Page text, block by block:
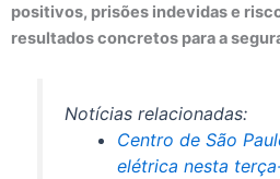
positivos, prisões indevidas e
resultados concretos para a
Notícias relacionadas:
Centro de São
elétrica nesta